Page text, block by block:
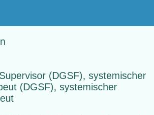
(DGSF), systemischer
(DGSF), systemischer